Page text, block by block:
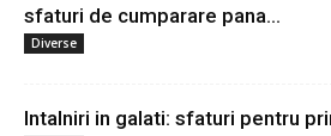
sfaturi de cumparare pana...
Diverse
Intalniri in galati: sfaturi pentru